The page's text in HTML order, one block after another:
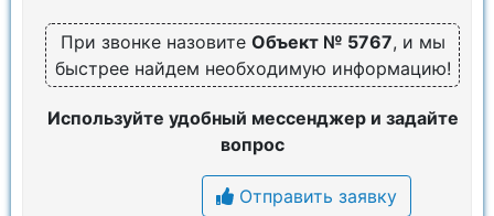
При звонке назовите Объект № 5767, и мы
быстрее найдем необходимую информацию!
Используйте удобный мессенджер и задайте
вопрос
Отправить заявку